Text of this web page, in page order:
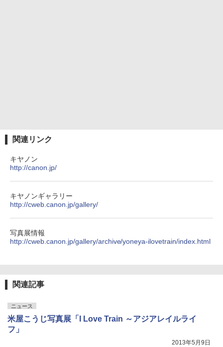
関連リンク
キヤノン
http://canon.jp/
キヤノンギャラリー
http://cweb.canon.jp/gallery/
写真展情報
http://cweb.canon.jp/gallery/archive/yoneya-ilovetrain/index.html
関連記事
ニュース
米屋こうじ写真展「I Love Train ～アジアレイルライ
フ」
2013年5月9日